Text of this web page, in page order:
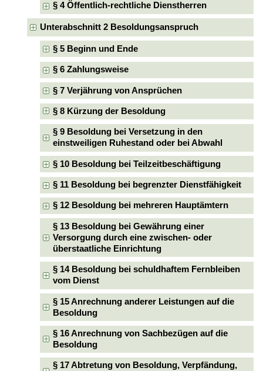
§ 4 Öffentlich-rechtliche Dienstherren
Unterabschnitt 2 Besoldungsanspruch
§ 5 Beginn und Ende
§ 6 Zahlungsweise
§ 7 Verjährung von Ansprüchen
§ 8 Kürzung der Besoldung
§ 9 Besoldung bei Versetzung in den
einstweiligen Ruhestand oder bei Abwahl
§ 10 Besoldung bei Teilzeitbeschäftigung
§ 11 Besoldung bei begrenzter Dienstfähigkeit
§ 12 Besoldung bei mehreren Hauptämtern
§ 13 Besoldung bei Gewährung einer
Versorgung durch eine zwischen- oder
überstaatliche Einrichtung
§ 14 Besoldung bei schuldhaftem Fernbleiben
vom Dienst
§ 15 Anrechnung anderer Leistungen auf die
Besoldung
§ 16 Anrechnung von Sachbezügen auf die
Besoldung
§ 17 Abtretung von Besoldung, Verpfändung,